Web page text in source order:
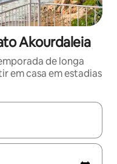
Akourdaleia
de longa
em casa em estadias
explore-os